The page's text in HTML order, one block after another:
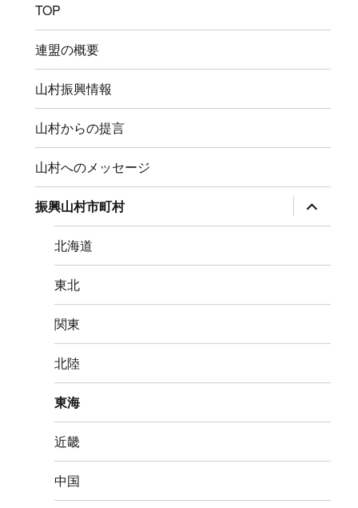
TOP
連盟の概要
山村振興情報
山村からの提言
山村へのメッセージ
振興山村市町村 サ
ブ
メ
ー
開
北海道
東北
関東
北陸
東海
近畿
中国